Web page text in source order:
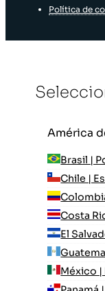
Política de
América
Brasil |
Chile |
Costa
El
México |